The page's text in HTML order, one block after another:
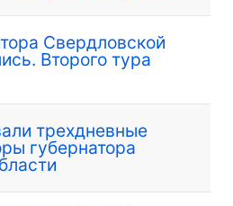
Свердловской
Второго тура
трехдневные
губернатора